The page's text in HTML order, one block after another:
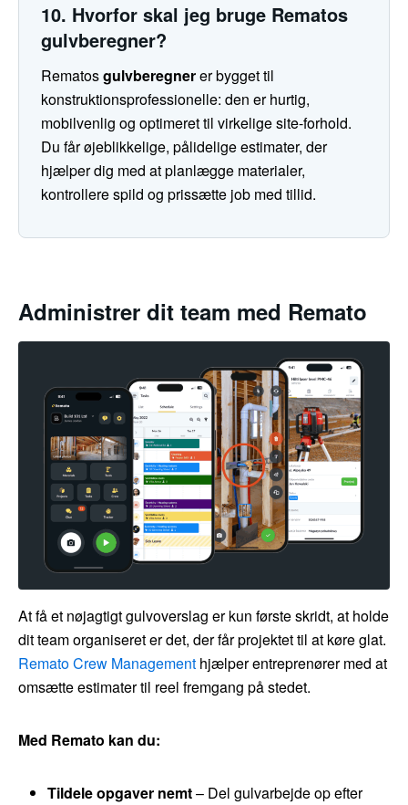
10. Hvorfor skal jeg bruge Rematos
gulvberegner?
Rematosgulvberegnerer bygget til
konstruktionsprofessionelle: den er hurtig,
mobilvenlig og optimeret til virkelige site-forhold.
Du får øjeblikkelige, pålidelige estimater, der
hjælper dig med at planlægge materialer,
kontrollere spild og prissætte job med tillid.
Administrer dit team med Remato
At få et nøjagtigt gulvoverslag er kun første skridt, at holde
dit team organiseret er det, der får projektet til at køre glat.
Remato Crew Management hjælper entreprenører med at
omsætte estimater til reel fremgang på stedet.
Med Remato kan du:
Tildele opgaver nemt– Del gulvarbejde op efter